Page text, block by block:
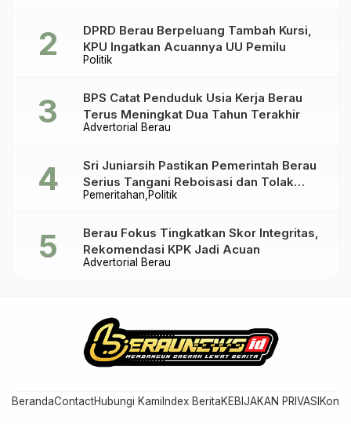
Politik
DPRD Berau Berpeluang Tambah Kursi,
KPU Ingatkan Acuannya UU Pemilu
Advertorial Berau
BPS Catat Penduduk Usia Kerja Berau
Terus Meningkat Dua Tahun Terakhir
Pemeritahan Politik
Sri Juniarsih Pastikan Pemerintah Berau
Serius Tangani Reboisasi dan Tolak
Praktik Ilegal
Advertorial Berau
Berau Fokus Tingkatkan Skor Integritas,
Rekomendasi KPK Jadi Acuan
BerandaContactHubungi Kami Index BeritaKEBIJAKAN PRIVASI